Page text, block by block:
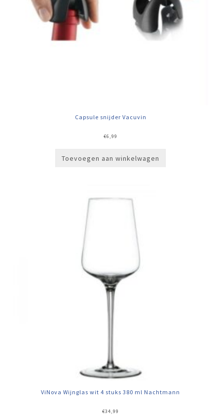
Capsule snijder Vacuvin
€6,99
Toevoegen aan winkelwagen
ViNova Wijnglas wit 4 stuks 380 ml Nachtmann
€34,99